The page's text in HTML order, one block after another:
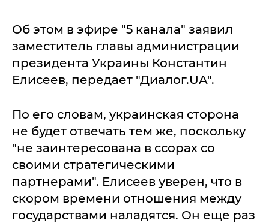
Об этом в эфире "5 канала" заявил
заместитель главы администрации
президента Украины Константин
Елисеев, передает "Диалог.UA".
По его словам, украинская сторона
не будет отвечать тем же, поскольку
"не заинтересована в ссорах со
своими стратегическими
партнерами". Елисеев уверен, что в
скором времени отношения между
государствами наладятся. Он еще раз